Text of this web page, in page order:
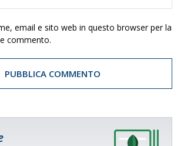
email e sito web in questo browser per la
commento.